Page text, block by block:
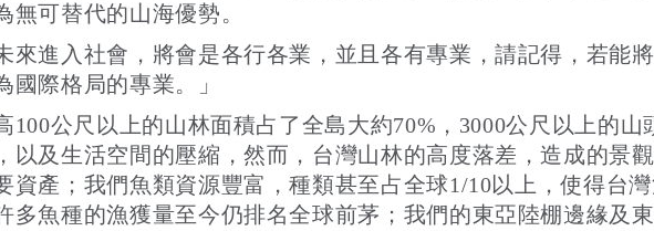
無可替代的山海優勢。
來進入社會，將會是各行各業，並且各有專業，請記得，若能
國際格局的專業。」
100公尺以上的山林面積占了全島大約70%，3000公尺以上的
以及生活空間的壓縮，然而，台灣山林的高度落差，造成的景
資產；我們魚類資源豐富，種類甚至占全球1/10以上，使得台
多魚種的漁獲量至今仍排名全球前茅；我們的東亞陸棚邊緣及